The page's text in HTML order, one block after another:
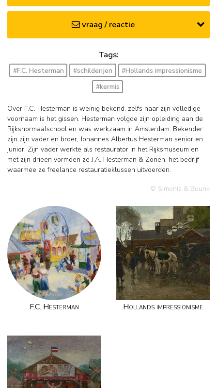
vraag / reactie
Tags:
#F.C. Hesterman #schilderijen
#Hollands impressionisme
#kermis
Over F.C. Hesterman is weinig bekend, zelfs naar zijn volledige
voornaam is het gissen. Hesterman volgde zijn opleiding aan de
Rijksnormaalschool en was werkzaam in Amsterdam. Bekender
zijn zijn vader en broer, Johannes Albertus Hesterman senior en
junior. Zijn vader werkte als restaurator in het Rijksmuseum en
met zijn drieën vormden ze J.A. Hesterman & Zonen, het bedrijf
waarmee ze freelance restauratieklussen uitvoerden.
© Simonis & Buunk
F.C. Hesterman Hollands impressionisme